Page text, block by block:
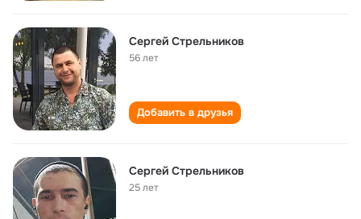
Сергей Стрельников
56 лет
Добавить в друзья
Сергей Стрельников
25 лет